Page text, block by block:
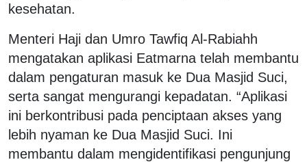
kesehatan.
Menteri Haji dan Umro Tawfiq Al-Rabiahh
mengatakan aplikasi Eatmarna telah membantu
dalam pengaturan masuk ke Dua Masjid Suci,
serta sangat mengurangi kepadatan. “Aplikasi
ini berkontribusi pada penciptaan akses yang
lebih nyaman ke Dua Masjid Suci. Ini
membantu dalam mengidentifikasi pengunjung